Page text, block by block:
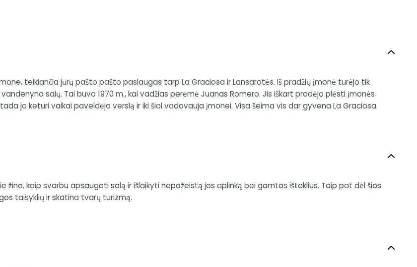
teikiančia jūrų pašto pašto paslaugas tarp La Graciosa ir Lansarotės. Iš pradžių įmonė turėjo tik
salų. Tai buvo 1970 m., kai vadžias perėmė Juanas Romero. Jis iškart pradėjo plėsti įmonės
jo keturi vaikai paveldėjo verslą ir iki šiol vadovauja įmonei. Visa šeima vis dar gyvena La Graciosa.
žino, kaip svarbu apsaugoti salą ir išlaikyti nepažeistą jos aplinką bei gamtos išteklius. Taip pat dėl šios
taisyklių ir skatina tvarų turizmą.